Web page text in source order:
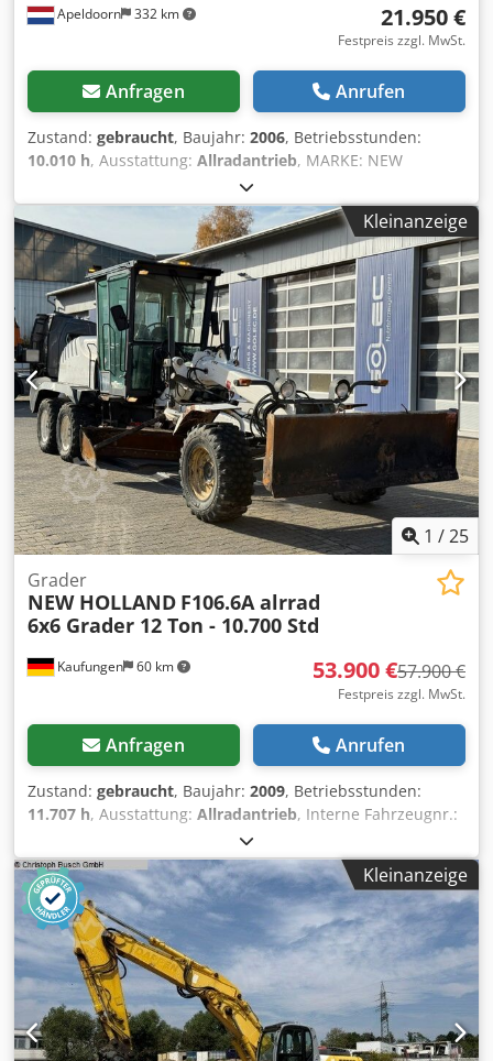
Apeldoorn 332 km 21.950 €
Festpreis zzgl. MwSt.
Anfragen Anrufen
Zustand: gebraucht, Baujahr: 2006, Betriebsstunden:
10.010 h, Ausstattung: Allradantrieb, MARKE: NEW
HOLLAND KOBELCO TYP: E135SR-1E BAUJAHR: 2006 CE-
KENNZEICHNUNG: JA BETRIEBSSTUNDEN: 10.010 STUNDEN
BEREIFUNG/UNTERWAGEN: 60% LEISTUNG: 63 KW MOTOR:
ISUZU BB-4BG GEWICHT: 14.100 KG OPTIONEN: 14.100 KG
MASCHINE HYDRAULISCHER SCHNELLWECHSLER
KLIMAANLAGE HAMMERLEITUNG SORTIERFUNKTION
GUTER ZUSTAND Preis ist zzgl. MwSt. KORENBLIK
MACHINERY BV. VEENWEG 56 7336AG APELDOORN
NIEDERLANDE Dodpfeyzliyex Aayokr USTID:
NL864089764B01
Kleinanzeige
1 /25
Kaufungen 60 km
Grader
NEW HOLLAND F106.6A alrrad
6x6 Grader 12 Ton - 10.700 Std
53.900 €57.900 €
Festpreis zzgl. MwSt.
Anfragen Anrufen
Zustand: gebraucht, Baujahr: 2009, Betriebsstunden:
11.707 h, Ausstattung: Allradantrieb, Interne Fahrzeugnr.:
G300381 Ab sofort verfügbar auf unserem Hof in
Kaufungen. Mehr INFO unter: ? Luis Lucena ? Viktoria
Sologubova Deutsch New Holland F106.6A 6x6 Allrad-
Grader | ca. 12 Tonnen | Baujahr 2009 Zum Verkauf steht
ein gebrauchter New Holland F106.6A Grader aus dem
Baujahr 2009. Die Maschine verfügt über einen 6x6-
Allradantrieb und ein Einsatzgewicht von rund 12 Tonnen.
Der Grader eignet sich ideal für den Straßen- und
Wegebau, die Flächenplanierung sowie für Erdbewegungs-
und Instandhaltungsarbeiten. Technische Daten: *
Kleinanzeige